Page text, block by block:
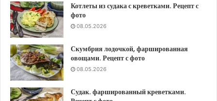
Котлеты из судака с креветками. Рецепт с
фото
08.05.2026
Скумбрия лодочкой, фаршированная
овощами. Рецепт с фото
08.05.2026
Судак. фаршированный креветками.